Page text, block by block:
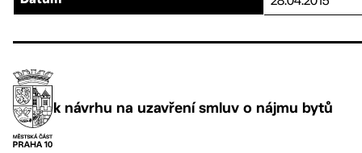
k návrhu na uzavření smluv o nájmu bytů